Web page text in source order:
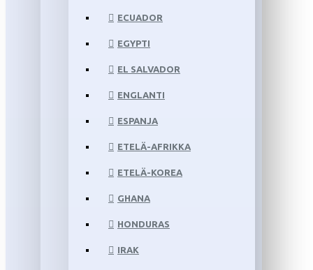
ECUADOR
EGYPTI
EL SALVADOR
ENGLANTI
ESPANJA
ETELÄ-AFRIKKA
ETELÄ-KOREA
GHANA
HONDURAS
IRAK